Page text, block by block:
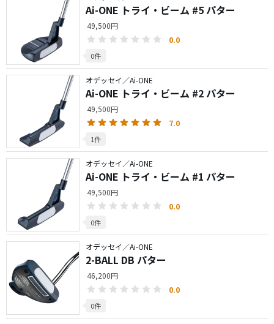
Ai-ONE トライ・ビーム #5 パター
49,500円
0.0
0件
オデッセイ／Ai-ONE
Ai-ONE トライ・ビーム #2 パター
49,500円
7.0
1件
オデッセイ／Ai-ONE
Ai-ONE トライ・ビーム #1 パター
49,500円
0.0
0件
オデッセイ／Ai-ONE
2-BALL DB パター
46,200円
0.0
0件